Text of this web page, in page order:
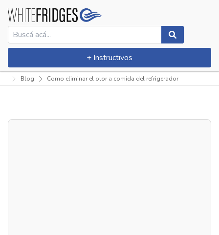
+ Instructivos
Blog Como eliminar el olor a comida del refrigerador